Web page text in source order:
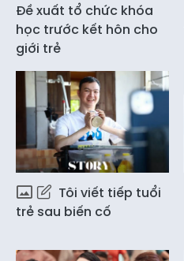
Đề xuất tổ chức khóa
học trước kết hôn cho
giới trẻ
Tôi viết tiếp tuổi
trẻ sau biến cố